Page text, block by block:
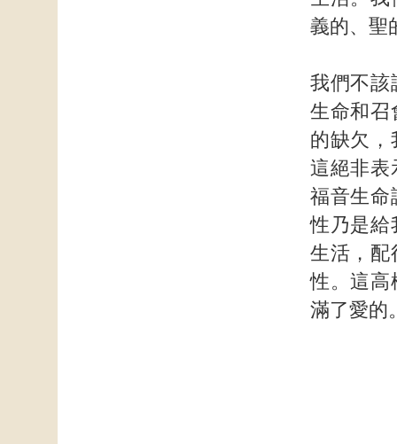
義的、聖
我們不該
生命和召
的缺欠，
這絕非表
福音生命
性乃是給
生活，配
性。這高
滿了愛的